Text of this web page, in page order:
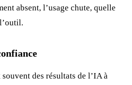
absent, l’usage chute, quelle
des résultats de l’IA à